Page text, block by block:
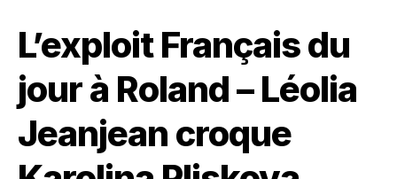
L’exploit Français du
jour à Roland – Léolia
Jeanjean croque